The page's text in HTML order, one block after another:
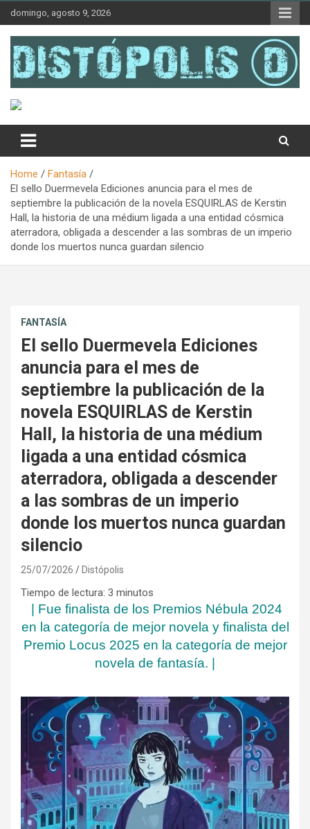
Skip
content
domingo, agosto 9, 2026
Distópolis
Home
Fantasía
El sello Duermevela Ediciones anuncia para el mes de
septiembre la publicación de la novela ESQUIRLAS de Kerstin
Hall, la historia de una médium ligada a una entidad cósmica
aterradora, obligada a descender a las sombras de un imperio
donde los muertos nunca guardan silencio
FANTASÍA
El sello Duermevela Ediciones
anuncia para el mes de
septiembre la publicación de la
novela ESQUIRLAS de Kerstin
Hall, la historia de una médium
ligada a una entidad cósmica
aterradora, obligada a descender
a las sombras de un imperio
donde los muertos nunca guardan
silencio
25/07/2026 Distópolis
Tiempo de lectura: 3 minutos
Fue finalista de los Premios Nébula 2024
en la categoría de mejor novela y finalista del
Premio Locus 2025 en la categoría de mejor
novela de fantasía.